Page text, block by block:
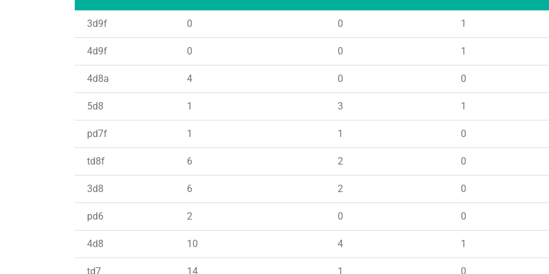
3d9f 0 0 1
4d9f 0 0 1
4d8a 4 0 0
5d8 1 3 1
pd7f 1 1 0
td8f 6 2 0
3d8 6 2 0
pd6 2 0 0
4d8 10 4 1
td7 14 1 0